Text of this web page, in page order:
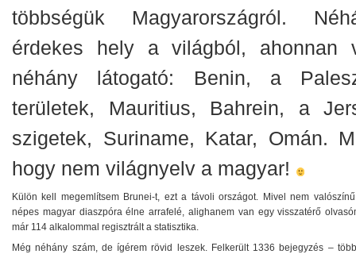
többségük Magyarországról.
érdekes hely a világból, ahonnan
néhány látogató: Benin, a
területek, Mauritius, Bahrein, a
szigetek, Suriname, Katar, Omán.
hogy nem világnyelv a magyar!
Külön kell megemlítsem Brunei-t, ezt a távoli országot. Mivel nem
népes magyar diaszpóra élne arrafelé, alighanem van egy visszatérő
már 114 alkalommal regisztrált a statisztika.
Még néhány szám, de ígérem rövid leszek. Felkerült 1336 bejegyzés –